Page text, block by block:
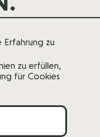
zu
zu erfüllen,
für Cookies